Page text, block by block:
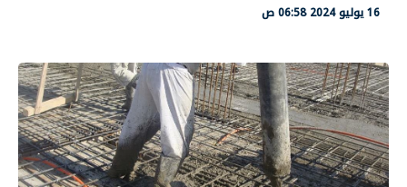
16 يوليو 2024 06:58 ص